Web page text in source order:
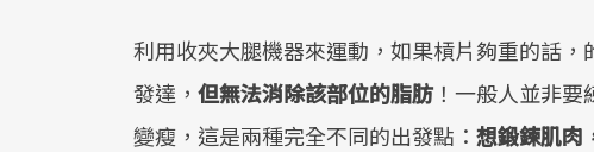
利用收夾大腿機器來運動，如果槓片夠重的話
發達， 但無法消除該部位的脂肪 ！一般人並非
變瘦，這是兩種完全不同的出發點： 想鍛鍊肌肉